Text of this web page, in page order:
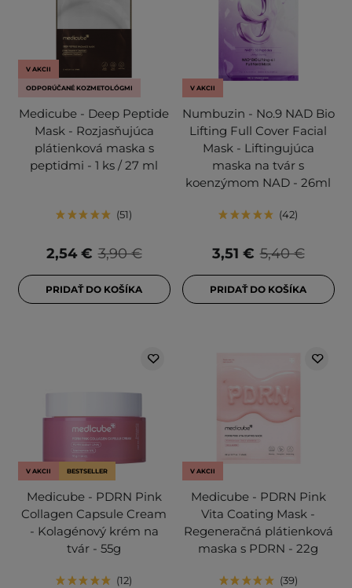
V AKCII
ODPORÚČANÉ KOZMETOLÓGMI
Medicube - Deep Peptide
Mask - Rozjasňujúca
plátienková maska s
peptidmi - 1 ks / 27 ml
51
3,90 €
2,54 €
PRIDAŤ DO KOŠÍKA
V AKCII
Numbuzin - No.9 NAD Bio
Lifting Full Cover Facial
Mask - Liftingujúca
maska na tvár s
koenzýmom NAD - 26ml
42
5,40 €
3,51 €
PRIDAŤ DO KOŠÍKA
V AKCII BESTSELLER
Medicube - PDRN Pink
Collagen Capsule Cream
- Kolagénový krém na
tvár - 55g
12
V AKCII
Medicube - PDRN Pink
Vita Coating Mask -
Regeneračná plátienková
maska s PDRN - 22g
39